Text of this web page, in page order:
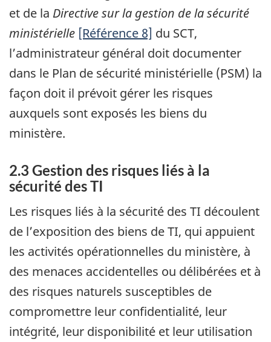
et de la Directive sur la gestion de la sécurité
ministérielle [Référence 8] du SCT,
l’administrateur général doit documenter
dans le Plan de sécurité ministérielle (PSM) la
façon doit il prévoit gérer les risques
auxquels sont exposés les biens du
ministère.
2.3 Gestion des risques liés à la
sécurité des TI
Les risques liés à la sécurité des TI découlent
de l’exposition des biens de TI, qui appuient
les activités opérationnelles du ministère, à
des menaces accidentelles ou délibérées et à
des risques naturels susceptibles de
compromettre leur confidentialité, leur
intégrité, leur disponibilité et leur utilisation